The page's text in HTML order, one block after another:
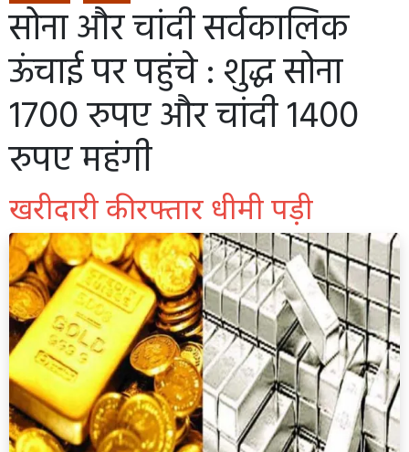
सोना और चांदी सर्वकालिक
ऊंचाई पर पहुंचे : शुद्ध सोना
1700 रुपए और चांदी 1400
रुपए महंगी
खरीदारी की रफ्तार धीमी पड़ी